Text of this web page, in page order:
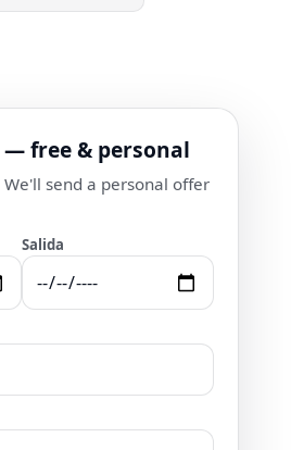
— free & personal
send a personal offer
Salida